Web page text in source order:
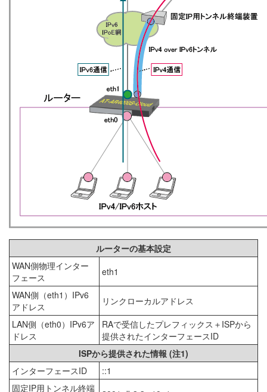
ルーターの基本設定
WAN側物理インター
フェース
eth1
WAN側（eth1）IPv6
アドレス
リンクローカルアドレス
LAN側（eth0）IPv6ア
ドレス
RAで受信したプレフィックス＋ISPから
提供されたインターフェースID
ISPから提供された情報 (注1)
インターフェースID
::1
固定IP用トンネル終端